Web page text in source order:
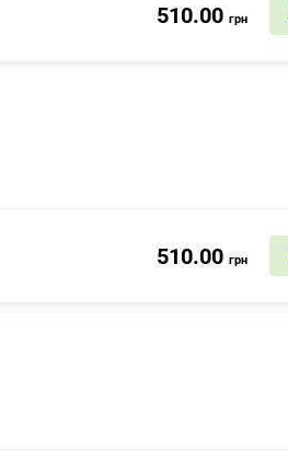
510.00 грн
510.00 грн